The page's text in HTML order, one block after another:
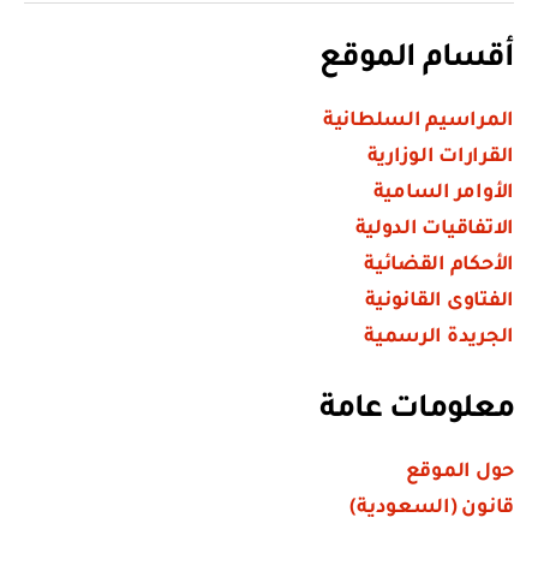
أقسام الموقع
المراسيم السلطانية
القرارات الوزارية
الأوامر السامية
الاتفاقيات الدولية
الأحكام القضائية
الفتاوى القانونية
الجريدة الرسمية
معلومات عامة
حول الموقع
قانون (السعودية)